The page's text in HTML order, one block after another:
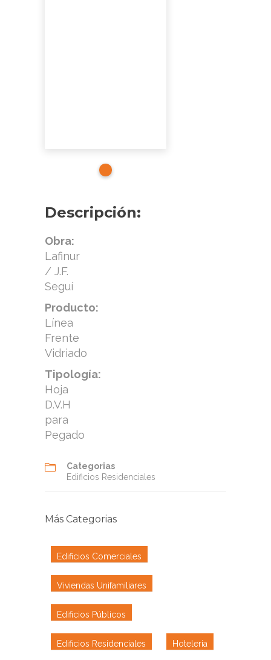
Descripción:
Obra:
Lafinur
/ J.F.
Seguí
Producto:
Línea
Frente
Vidriado
Tipología:
Hoja
D.V.H
para
Pegado
Categorias
Edificios Residenciales
Más Categorias
Edificios Comerciales
Viviendas Unifamiliares
Edificios Públicos
Edificios Residenciales Hoteleria